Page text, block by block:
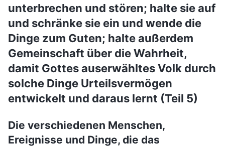
unterbrechen und stören; halte sie auf
und schränke sie ein und wende die
Dinge zum Guten; halte außerdem
Gemeinschaft über die Wahrheit,
damit Gottes auserwähltes Volk durch
solche Dinge Urteilsvermögen
entwickelt und daraus lernt (Teil 5)
Die verschiedenen Menschen,
Ereignisse und Dinge, die das